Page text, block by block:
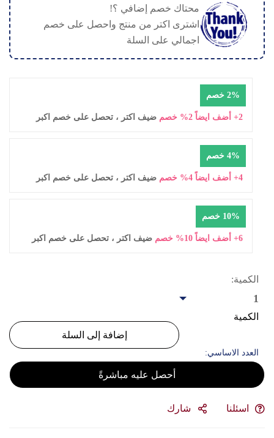
محتاك خصم إضافي ؟!
اشترى اكتر من منتج واحصل على خصم
اجمالي على السلة
2% خصم
ضيف اكتر ، تحصل على خصم اكبر
4% خصم
ضيف اكتر ، تحصل على خصم اكبر
10% خصم
ضيف اكتر ، تحصل على خصم اكبر
الكمية:
الكمية
العدد الاساسي:
إضافة إلى السلة
أحصل عليه مباشرةً
اسئلنا شارك